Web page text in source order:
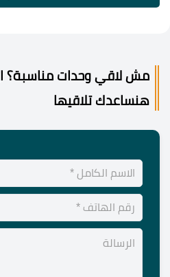
مش لاقي وحدات مناسبة؟
هنساعدك تلاقيها